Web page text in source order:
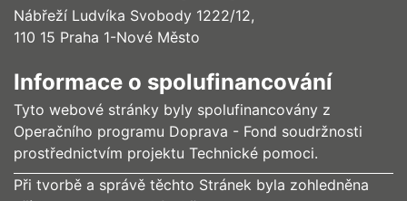
Nábřeží Ludvíka Svobody 1222/12,
110 15 Praha 1-Nové Město
Informace o spolufinancování
Tyto webové stránky byly spolufinancovány z
Operačního programu Doprava - Fond soudržnosti
prostřednictvím projektu Technické pomoci.
Při tvorbě a správě těchto Stránek byla zohledněna